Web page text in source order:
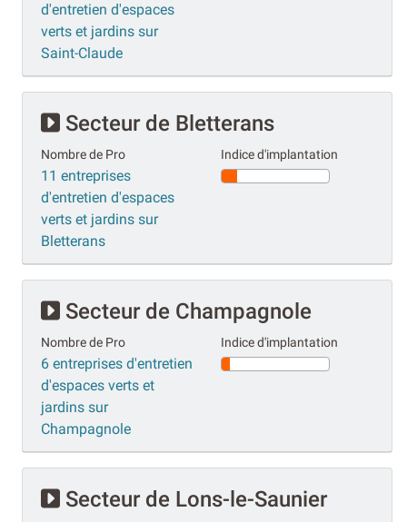
d'entretien d'espaces
verts et jardins sur
Saint-Claude
Secteur de Bletterans
Nombre de Pro
11 entreprises
d'entretien d'espaces
verts et jardins sur
Bletterans
Indice d'implantation
Secteur de Champagnole
Nombre de Pro
6 entreprises d'entretien
d'espaces verts et
jardins sur
Champagnole
Indice d'implantation
Secteur de Lons-le-Saunier